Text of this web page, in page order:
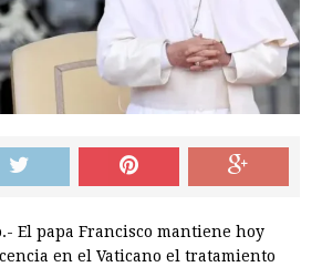
El papa Francisco mantiene hoy
en el Vaticano el tratamiento